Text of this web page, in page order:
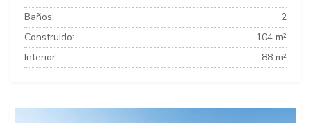
Baños:
2
Construido:
104 m²
Interior:
88 m²